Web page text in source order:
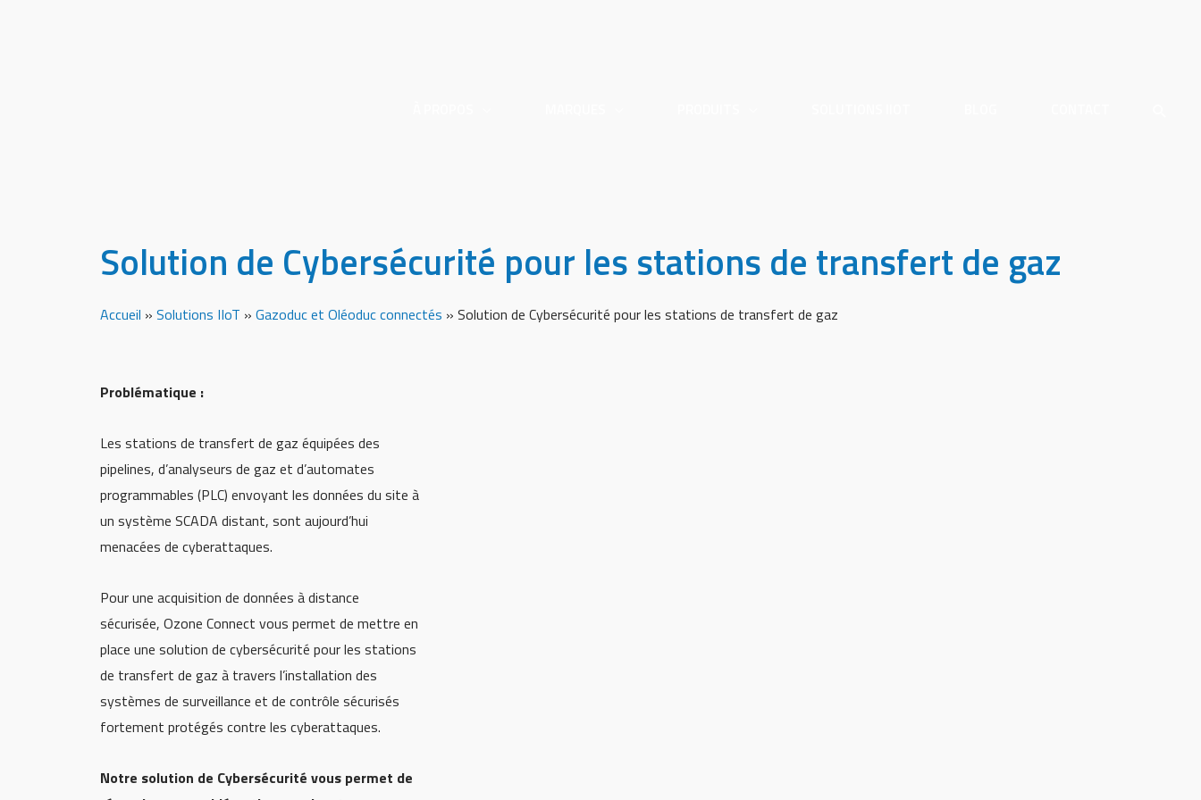
Solution de Cybersécurité pour les stations de transfert de gaz
Accueil » Solutions IIoT » Gazoduc et Oléoduc connectés » Solution de Cybersécurité pour les stations de transfert de gaz
Problématique :
Les stations de transfert de gaz équipées des
pipelines, d’analyseurs de gaz et d’automates
programmables (PLC) envoyant les données du site à
un système SCADA distant, sont aujourd’hui
menacées de cyberattaques.
Pour une acquisition de données à distance
sécurisée, Ozone Connect vous permet de mettre en
place une solution de cybersécurité pour les stations
de transfert de gaz à travers l’installation des
systèmes de surveillance et de contrôle sécurisés
fortement protégés contre les cyberattaques.
Notre solution de Cybersécurité vous permet de